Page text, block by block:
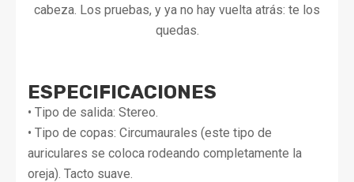
cabeza. Los pruebas, y ya no hay vuelta atrás: te los
quedas.
ESPECIFICACIONES
• Tipo de salida: Stereo.
• Tipo de copas: Circumaurales (este tipo de
auriculares se coloca rodeando completamente la
oreja). Tacto suave.